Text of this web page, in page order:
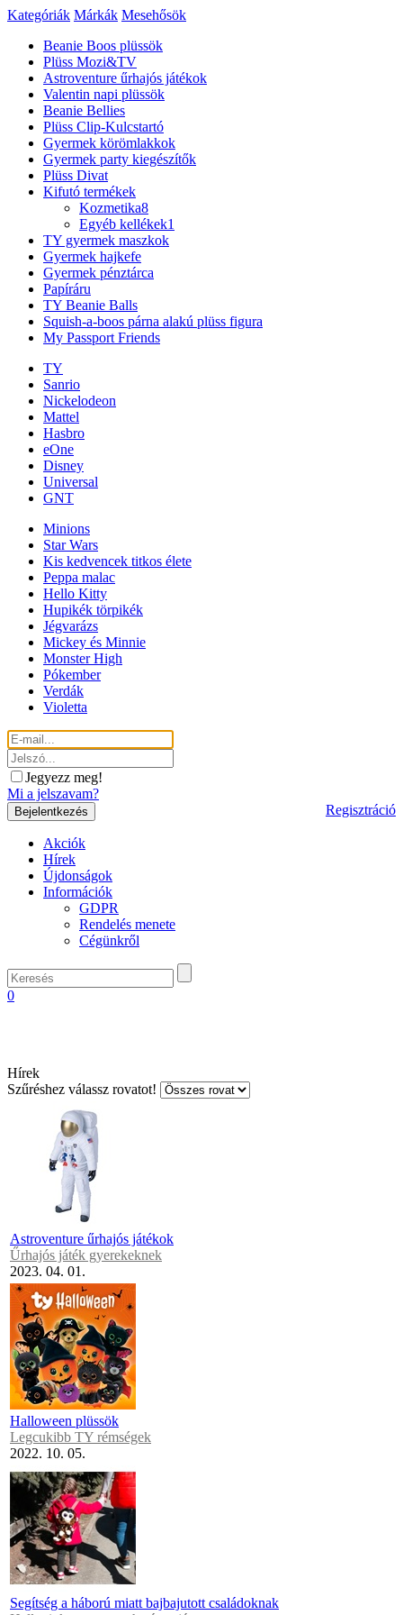
Kategóriák Márkák Mesehősök
Beanie Boos plüssök
Plüss Mozi&TV
Astroventure űrhajós játékok
Valentin napi plüssök
Beanie Bellies
Plüss Clip-Kulcstartó
Gyermek körömlakkok
Gyermek party kiegészítők
Plüss Divat
Kifutó termékek
Kozmetika8
Egyéb kellékek1
TY gyermek maszkok
Gyermek hajkefe
Gyermek pénztárca
Papíráru
TY Beanie Balls
Squish-a-boos párna alakú plüss figura
My Passport Friends
TY
Sanrio
Nickelodeon
Mattel
Hasbro
eOne
Disney
Universal
GNT
Minions
Star Wars
Kis kedvencek titkos élete
Peppa malac
Hello Kitty
Hupikék törpikék
Jégvarázs
Mickey és Minnie
Monster High
Pókember
Verdák
Violetta
Jegyezz meg!
Mi a jelszavam?
Regisztráció
Akciók
Hírek
Újdonságok
Információk
GDPR
Rendelés menete
Cégünkről
0
Hírek
Szűréshez válassz rovatot!
Astroventure űrhajós játékok
Űrhajós játék gyerekeknek
2023. 04. 01.
Halloween plüssök
Legcukibb TY rémségek
2022. 10. 05.
Segítség a háború miatt bajbajutott családoknak